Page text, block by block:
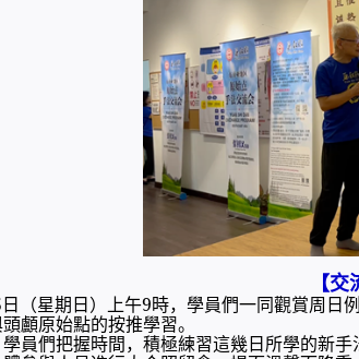
【
（星期日）上午9時，學員們一同觀賞周日
顱原始點的按推學習。
員們把握時間，積極練習這幾日所學的新手